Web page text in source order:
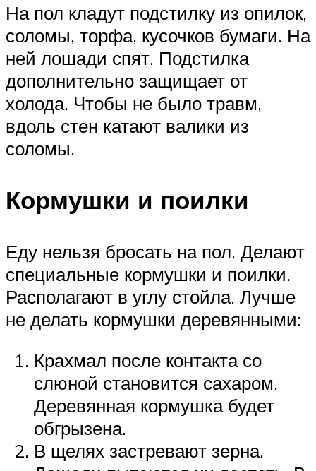
На пол кладут подстилку из опилок,
соломы, торфа, кусочков бумаги. На
ней лошади спят. Подстилка
дополнительно защищает от
холода. Чтобы не было травм,
вдоль стен катают валики из
соломы.
Кормушки и поилки
Еду нельзя бросать на пол. Делают
специальные кормушки и поилки.
Располагают в углу стойла. Лучше
не делать кормушки деревянными:
Крахмал после контакта со
слюной становится сахаром.
Деревянная кормушка будет
обгрызена.
В щелях застревают зерна.